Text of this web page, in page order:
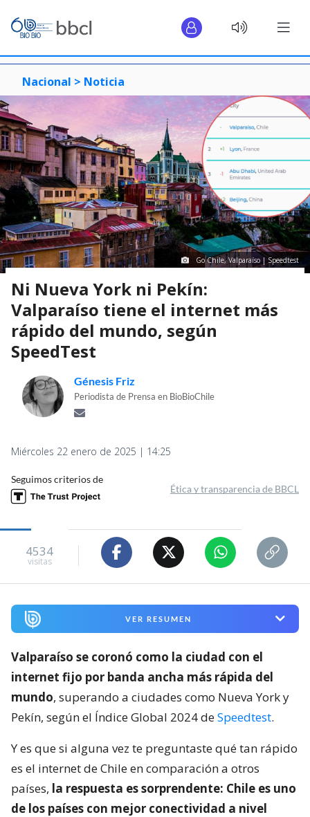
Nacional > Noticia
Go Chile, Valparaíso | Speedtest
Ni Nueva York ni Pekín:
Valparaíso tiene el internet más
rápido del mundo, según
SpeedTest
Génesis Friz
Periodista de Prensa en BioBioChile
Miércoles 22 enero de 2025 | 14:25
Seguimos criterios de
Ética y transparencia de BBCL
4534
visitas
VER RESUMEN
Valparaíso se coronó como la ciudad con el
internet fijo por banda ancha más rápida del
mundo, superando a ciudades como Nueva York y
Pekín, según el Índice Global 2024 deSpeedtest.
Y es que si alguna vez te preguntaste qué tan rápido
es el internet de Chile en comparación a otros
países, la respuesta es sorprendente: Chile es uno
de los países con mejor conectividad a nivel